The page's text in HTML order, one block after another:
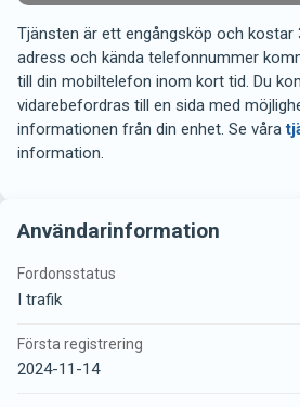
Tjänsten är ett engångsköp och kostar
adress och kända telefonnummer
till din mobiltelefon inom kort tid. Du
vidarebefordras till en sida med
informationen från din enhet. Se våra
information.
Användarinformation
Fordonsstatus
I trafik
Första registrering
2024-11-14